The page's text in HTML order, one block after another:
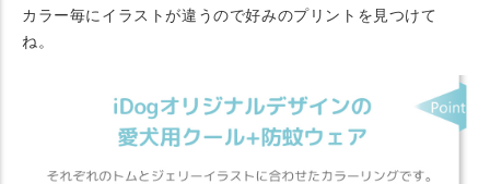
カラー毎にイラストが違うので好みのプリントを見つけて
ね。